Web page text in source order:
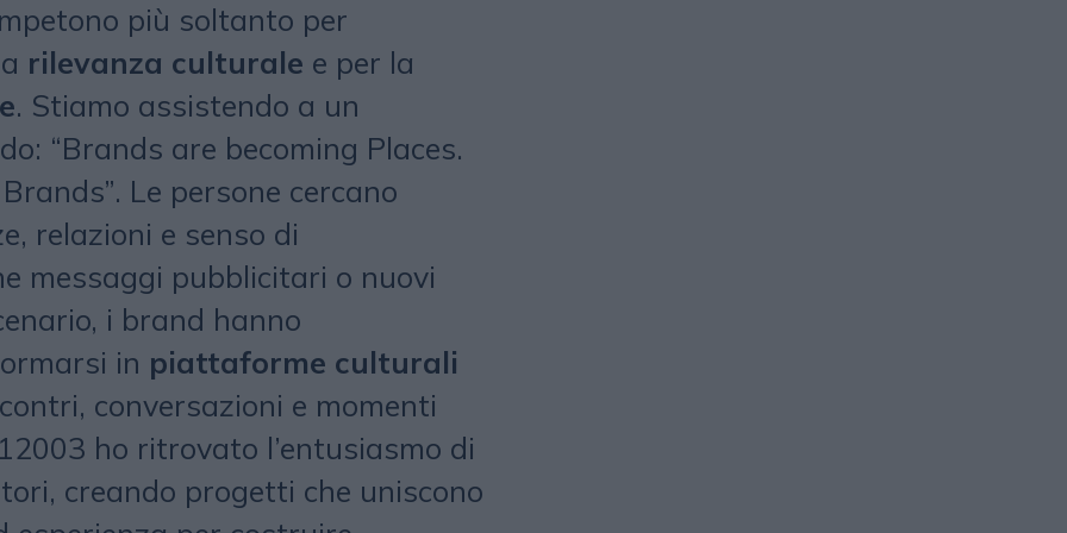
più soltanto per
rilevanza culturale e per la
. Stiamo assistendo a un
“Brands are becoming Places.
Le persone cercano
relazioni e senso di
messaggi pubblicitari o nuovi
i brand hanno
in piattaforme culturali
conversazioni e momenti
ho ritrovato l’entusiasmo di
creando progetti che uniscono